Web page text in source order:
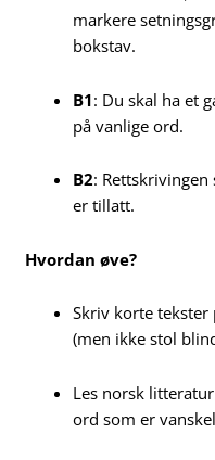
markere
bokstav.
B1: Du skal ha et
på vanlige ord.
B2:
er tillatt.
Hvordan øve?
Skriv korte tekster
(men ikke stol
Les norsk
ord som er